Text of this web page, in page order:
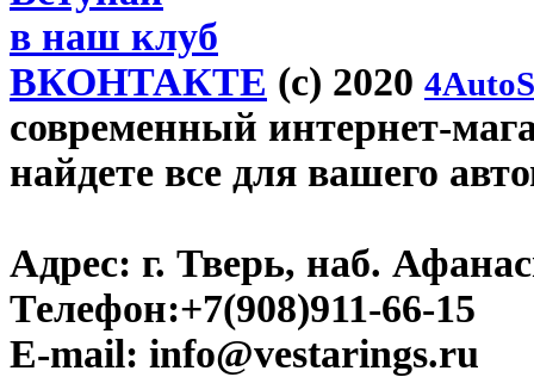
в наш клуб
ВКОНТАКТЕ (c) 2020
современный интернет-
найдете все для вашего
Адрес: г. Тверь, наб.
Телефон:+7(908)911-66-15
E-mail: info@vestarings.ru